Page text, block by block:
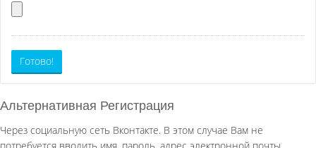
Готово!
Альтернативная Регистрация
Через социальную сеть Вконтакте. В этом случае Вам не